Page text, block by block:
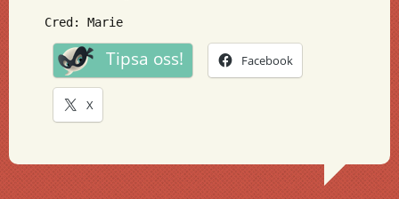
Cred: Marie
Tipsa oss! Facebook
X